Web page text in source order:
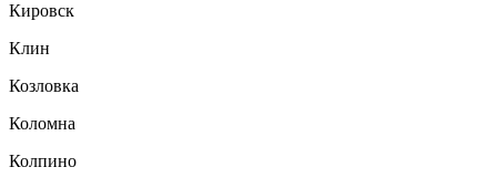
Кировск
Клин
Козловка
Коломна
Колпино